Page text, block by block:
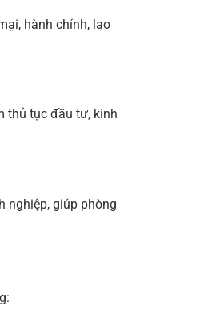
hành chính, lao
thủ tục đầu tư, kinh
nghiệp, giúp phòng